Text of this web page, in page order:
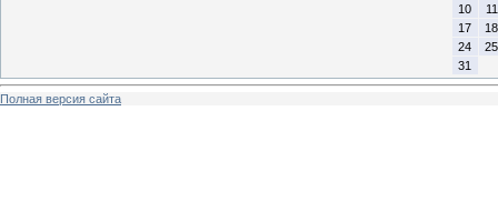
10
11
17
18
24
25
31
Полная версия сайта